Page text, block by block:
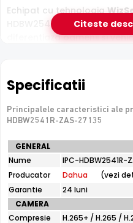
Echipat cu tehnologia
HDBW2541R-ZAS-27135
diferentiaza oamenii si
Senzor Starlight
SenzorulStarlightpermite
27135 sa capteze imagini
niveluri extrem de scazute
necesar iluminat
Citeste
Specificatii
Principalele caracteristici ale
HDBW2541R-ZAS-27135
Specificatii
tehnice
Dahua
IPC-
HDBW2541R-
ZAS-
27135
GENERAL
Nume
IPC-HDBW2541R-
Producator
Dahua
(vezi
Garantie
24 luni
CAMERA
Compresie
H.265+ / H.265 /